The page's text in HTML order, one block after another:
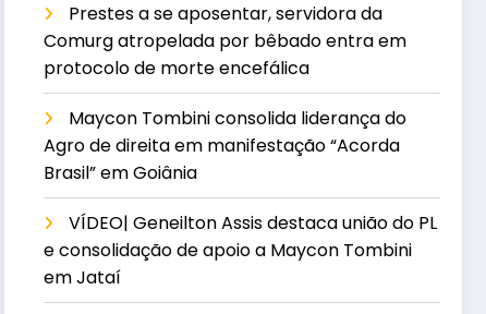
Prestes a se aposentar, servidora da
Comurg atropelada por bêbado entra em
protocolo de morte encefálica
Maycon Tombini consolida liderança do
Agro de direita em manifestação “Acorda
Brasil” em Goiânia
VÍDEO| Geneilton Assis destaca união do PL
e consolidação de apoio a Maycon Tombini
em Jataí